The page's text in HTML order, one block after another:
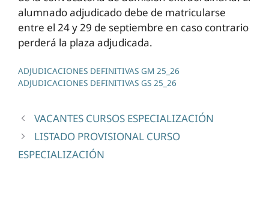
alumnado adjudicado debe de matricularse
entre el 24 y 29 de septiembre en caso contrario
perderá la plaza adjudicada.
ADJUDICACIONES DEFINITIVAS GM 25_26
ADJUDICACIONES DEFINITIVAS GS 25_26
VACANTES CURSOS ESPECIALIZACIÓN
LISTADO PROVISIONAL CURSO
ESPECIALIZACIÓN